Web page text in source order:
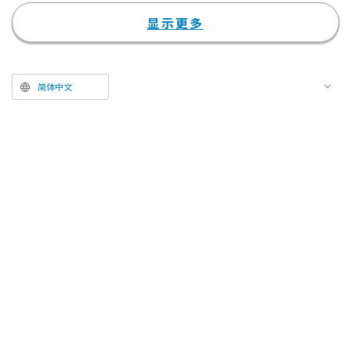
据该账号发布的消息，自7月1日
（周三）起，将举办纪念动画《咒
OP快闪店。届时不仅会有大量使
用该插画的新周边商品登场，还将
显示更多
简体中文